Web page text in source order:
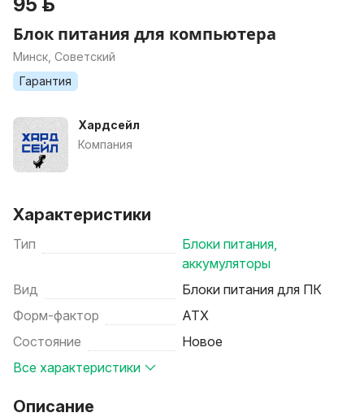
Блок питания для компьютера
Минск, Советский
Гарантия
Хардсейл
Компания
Характеристики
Тип
Блоки питания,
аккумуляторы
Вид
Блоки питания для ПК
Форм-фактор
ATX
Состояние
Новое
Все характеристики
Описание